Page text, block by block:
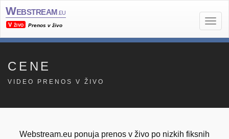
Webstream.eu
V živo Prenos v živo
CENE
VIDEO PRENOS V ŽIVO
Webstream.eu ponuja prenos v živo po nizkih fiksnih